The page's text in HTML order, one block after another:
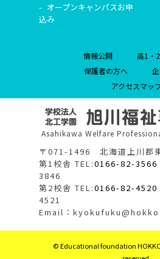
オープンキャンパスお申
込み
情報公開
高1・
保護者の方へ
アクセスマッ
Asahikawa Welfare
〒071-1496 北海道上川郡
第1校舎 TEL:0166-82-3566
3846
第2校舎 TEL:0166-82-4520
4521
Email：
© Educational foundation